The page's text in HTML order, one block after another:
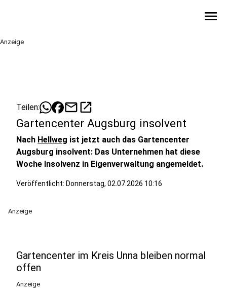
menu
Anzeige
Teilen: mailopen_in_new
Gartencenter Augsburg insolvent
Nach Hellweg ist jetzt auch das Gartencenter
Augsburg insolvent: Das Unternehmen hat diese
Woche Insolvenz in Eigenverwaltung angemeldet.
Veröffentlicht: Donnerstag, 02.07.2026 10:16
Anzeige
Gartencenter im Kreis Unna bleiben normal
offen
Anzeige